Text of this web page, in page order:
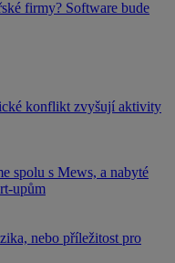
firmy? Software bude
konflikt zvyšují aktivity
spolu s Mews, a nabyté
upům
nebo příležitost pro